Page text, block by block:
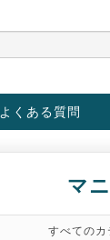
よくある質問
マ
すべてのカ